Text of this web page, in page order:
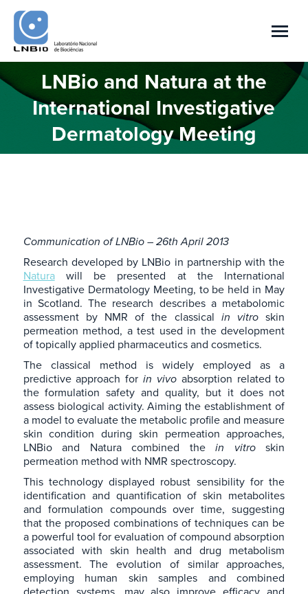
LNBio and Natura at the
International Investigative
Dermatology Meeting
Você está aqui:
Communication of LNBio – 26th April 2013
Research developed by LNBio in partnership with the
Naturawill be presented at the International
Investigative Dermatology Meeting, to be held in May
in Scotland. The research describes a metabolomic
assessment by NMR of the classical in vitro skin
permeation method, a test used in the development
of topically applied pharmaceutics and cosmetics.
The classical method is widely employed as a
predictive approach forin vivoabsorption related to
the formulation safety and quality, but it does not
assess biological activity. Aiming the establishment of
a model to evaluate the metabolic profile and measure
skin condition during skin permeation approaches,
LNBio and Natura combined thein vitroskin
permeation method with NMR spectroscopy.
This technology displayed robust sensibility for the
identification and quantification of skin metabolites
and formulation compounds over time, suggesting
that the proposed combinations of techniques can be
a powerful tool for evaluation of compound absorption
associated with skin health and drug metabolism
assessment. The evolution of similar approaches,
employing human skin samples and combined